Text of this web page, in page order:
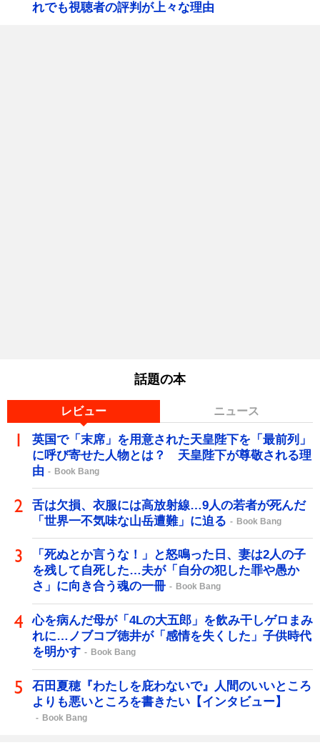
れでも視聴者の評判が上々な理由
話題の本
レビュー ニュース
英国で「末席」を用意された天皇陛下を「最前列」
に呼び寄せた人物とは？ 天皇陛下が尊敬される理
由
Book Bang
舌は欠損、衣服には高放射線…9人の若者が死んだ
「世界一不気味な山岳遭難」に迫る
Book Bang
「死ぬとか言うな！」と怒鳴った日、妻は2人の子
を残して自死した…夫が「自分の犯した罪や愚か
さ」に向き合う魂の一冊
Book Bang
心を病んだ母が「4Lの大五郎」を飲み干しゲロまみ
れに…ノブコブ徳井が「感情を失くした」子供時代
を明かす
Book Bang
石田夏穂『わたしを庇わないで』人間のいいところ
よりも悪いところを書きたい【インタビュー】
Book Bang